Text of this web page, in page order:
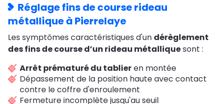
Réglage fins de course rideau
métallique à Pierrelaye
Les symptômes caractéristiques d'un dérèglement
des fins de course d’un rideau métalliquesont :
Arrêt prématuré du tablieren montée
Dépassement de la position haute avec contact
contre le coffre d'enroulement
Fermeture incomplète jusqu'au seuil